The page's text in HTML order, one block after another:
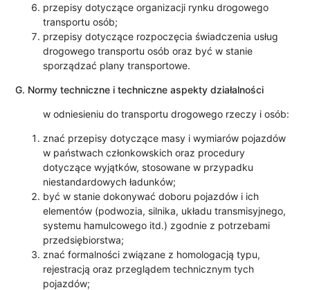
przepisy dotyczące organizacji rynku drogowego
transportu osób;
przepisy dotyczące rozpoczęcia świadczenia usług
drogowego transportu osób oraz być w stanie
sporządzać plany transportowe.
G. Normy techniczne i techniczne aspekty działalności
w odniesieniu do transportu drogowego rzeczy i osób:
znać przepisy dotyczące masy i wymiarów pojazdów
w państwach członkowskich oraz procedury
dotyczące wyjątków, stosowane w przypadku
niestandardowych ładunków;
być w stanie dokonywać doboru pojazdów i ich
elementów (podwozia, silnika, układu transmisyjnego,
systemu hamulcowego itd.) zgodnie z potrzebami
przedsiębiorstwa;
znać formalności związane z homologacją typu,
rejestracją oraz przeglądem technicznym tych
pojazdów;